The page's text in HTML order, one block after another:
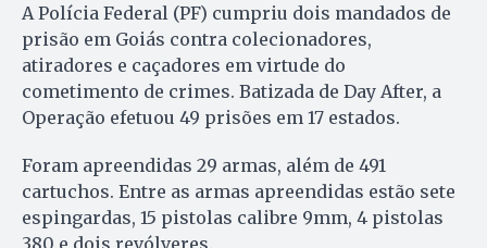
A Polícia Federal (PF) cumpriu dois mandados de
prisão em Goiás contra colecionadores,
atiradores e caçadores em virtude do
cometimento de crimes. Batizada de Day After, a
Operação efetuou 49 prisões em 17 estados.
Foram apreendidas 29 armas, além de 491
cartuchos. Entre as armas apreendidas estão sete
espingardas, 15 pistolas calibre 9mm, 4 pistolas
380 e dois revólveres.